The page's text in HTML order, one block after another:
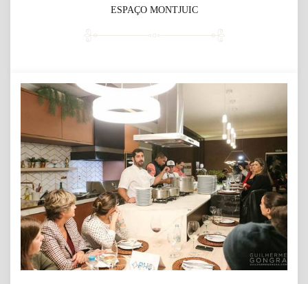
ESPAÇO MONTJUIC